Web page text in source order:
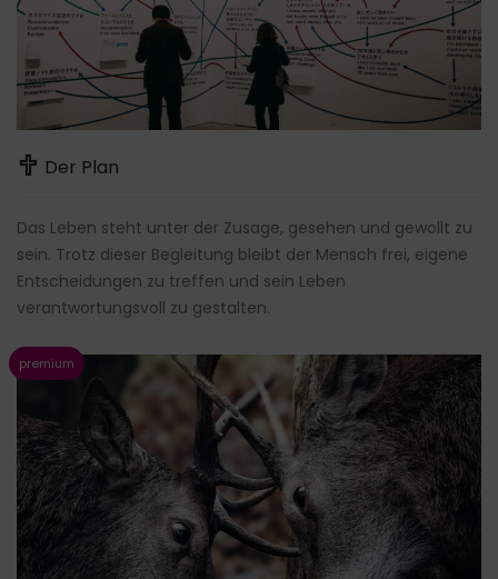
Der Plan
Das Leben steht unter der Zusage, gesehen und gewollt zu
sein. Trotz dieser Begleitung bleibt der Mensch frei, eigene
Entscheidungen zu treffen und sein Leben
verantwortungsvoll zu gestalten.